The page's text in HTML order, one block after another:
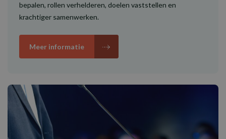
bepalen, rollen verhelderen, doelen vaststellen en
krachtiger samenwerken.
Meer informatie